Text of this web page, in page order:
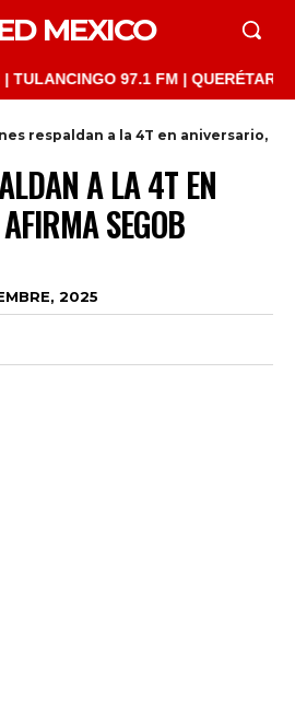
MEXICO
97.1 FM | QUERÉTARO
respaldan a la 4T en aniversario,
A LA 4T EN
SEGOB
2025